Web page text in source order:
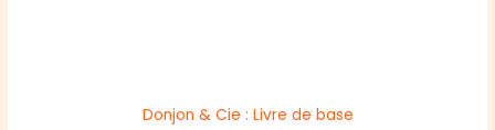
Donjon & Cie : Livre de base